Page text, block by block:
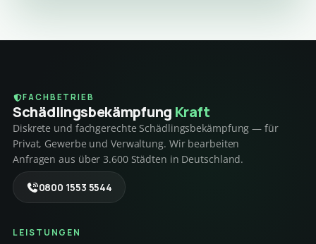
FACHBETRIEB
Schädlings­bekämpfung Kraft
Diskrete und fachgerechte Schädlingsbekämpfung — für
Privat, Gewerbe und Verwaltung. Wir bearbeiten
Anfragen aus über 3.600 Städten in Deutschland.
0800 1553 5544
LEISTUNGEN